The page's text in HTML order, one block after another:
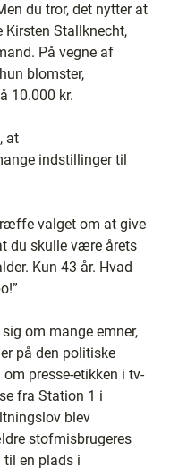
du tror, det nytter at
Kirsten Stallknecht,
På vegne af
blomster,
10.000 kr.
at
indstillinger til
valget om at give
du skulle være årets
Kun 43 år. Hvad
om mange emner,
på den politiske
presse-etikken i tv-
fra Station 1 i
blev
stofmisbrugeres
til en plads i